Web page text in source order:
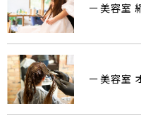
ー美容室
ー美容室